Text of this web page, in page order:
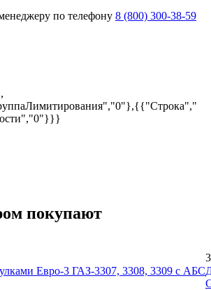
по телефону 8 (800) 300-38-59
покупают
Евро-3 ГАЗ-3307, 3308, 3309 с АБС